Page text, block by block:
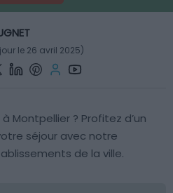
le 26 avril 2025)
Montpellier ? Profitez d’un
séjour avec notre
de la ville.